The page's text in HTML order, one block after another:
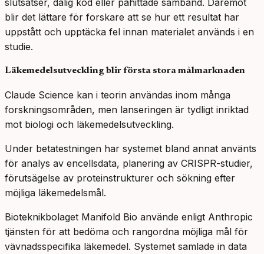
slutsatser, dålig kod eller påhittade samband. Däremot
blir det lättare för forskare att se hur ett resultat har
uppstått och upptäcka fel innan materialet används i en
studie.
Läkemedelsutveckling blir första stora målmarknaden
Claude Science kan i teorin användas inom många
forskningsområden, men lanseringen är tydligt inriktad
mot biologi och läkemedelsutveckling.
Under betatestningen har systemet bland annat använts
för analys av encellsdata, planering av CRISPR-studier,
förutsägelse av proteinstrukturer och sökning efter
möjliga läkemedelsmål.
Bioteknikbolaget Manifold Bio använde enligt Anthropic
tjänsten för att bedöma och rangordna möjliga mål för
vävnadsspecifika läkemedel. Systemet samlade in data